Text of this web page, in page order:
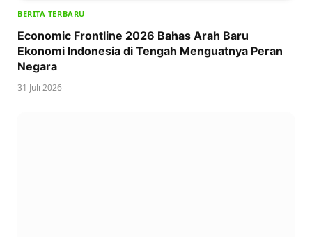
BERITA TERBARU
Economic Frontline 2026 Bahas Arah Baru
Ekonomi Indonesia di Tengah Menguatnya Peran
Negara
31 Juli 2026